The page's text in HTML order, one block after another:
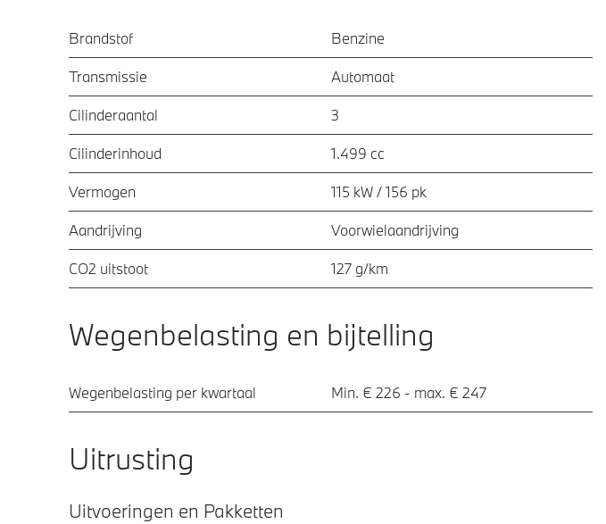
Brandstof Benzine
Transmissie Automaat
Cilinderaantal 3
Cilinderinhoud 1.499 cc
Vermogen 115 kW / 156 pk
Aandrijving Voorwielaandrijving
CO2 uitstoot 127 g/km
Wegenbelasting en bijtelling
Wegenbelasting per kwartaal Min. € 226 - max. € 247
Uitrusting
Uitvoeringen en Pakketten